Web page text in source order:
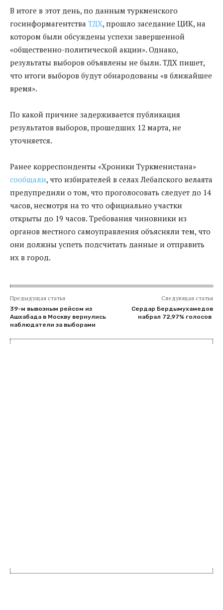
В итоге в этот день, по данным туркменского
госинформагентства ТДХ, прошло заседание ЦИК, на
котором были обсуждены успехи завершенной
«общественно-политической акции». Однако,
результаты выборов объявлены не были. ТДХ пишет,
что итоги выборов будут обнародованы «в ближайшее
время».
По какой причине задерживается публикация
результатов выборов, прошедших 12 марта, не
уточняется.
Ранее корреспонденты «Хроники Туркменистана»
сообщали, что избирателей в селах Лебапского велаята
предупредили о том, что проголосовать следует до 14
часов, несмотря на то что официально участки
открыты до 19 часов. Требования чиновники из
органов местного самоуправления объясняли тем, что
они должны успеть подсчитать данные и отправить
их в город.
Предыдущая статья
39-м вывозным рейсом из
Ашхабада в Москву вернулись
наблюдатели за выборами
Следующая статья
Сердар Бердымухамедов
набрал 72,97% голосов